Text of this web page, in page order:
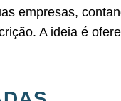
empresas,
A ideia é